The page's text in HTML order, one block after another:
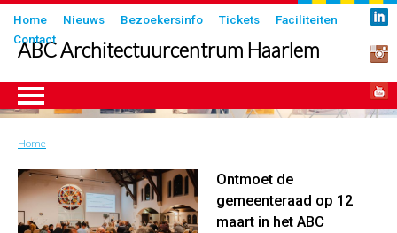
Overslaan
en
naar
inhoud
gaan
Submenu
Home Nieuws Bezoekersinfo Tickets
Faciliteiten
Contact
ABC Architectuurcentrum Haarlem
Kruimelpad
Home
Ontmoet de
gemeenteraad op 12
maart in het ABC